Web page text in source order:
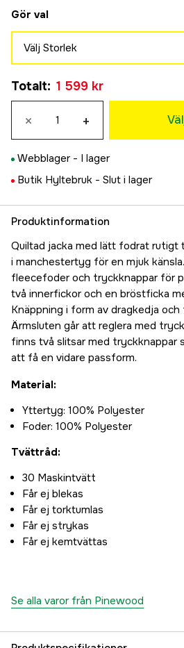
Gör val
Välj Storlek
1 599 kr
S
1 599 kr
1 599 kr
1 599 kr
1 599 kr
1 599 kr
Totalt: 1 599 kr
× +
Webblager - I lager
Butik Hyltebruk - Slut i lager
Produktinformation
Quiltad jacka med lätt fodrat rutigt
i manchestertyg för en mjuk
fleecefoder och tryckknappar för
två innerfickor och en bröstficka
Knäppning i form av dragkedja och
Ärmsluten går att reglera med
finns två slitsar med tryckknappar
att få en vidare passform.
Material:
Yttertyg: 100% Polyester
Foder: 100% Polyester
Tvättråd:
30 Maskintvätt
Får ej blekas
Får ej torktumlas
Får ej strykas
Får ej kemtvättas
Se alla varor från Pinewood